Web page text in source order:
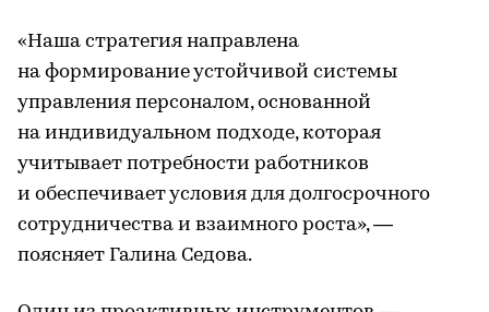
«Наша стратегия направлена
на формирование устойчивой системы
управления персоналом, основанной
на индивидуальном подходе, которая
учитывает потребности работников
и обеспечивает условия для долгосрочного
сотрудничества и взаимного роста», —
поясняет Галина Седова.